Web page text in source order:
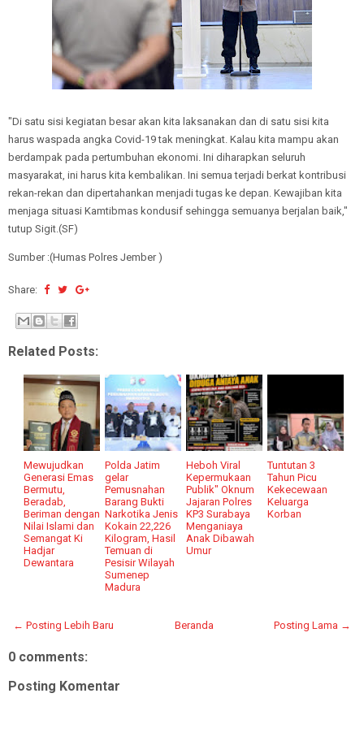
"Di satu sisi kegiatan besar akan kita laksanakan dan di satu sisi kita
harus waspada angka Covid-19 tak meningkat. Kalau kita mampu akan
berdampak pada pertumbuhan ekonomi. Ini diharapkan seluruh
masyarakat, ini harus kita kembalikan. Ini semua terjadi berkat kontribusi
rekan-rekan dan dipertahankan menjadi tugas ke depan. Kewajiban kita
menjaga situasi Kamtibmas kondusif sehingga semuanya berjalan baik,"
tutup Sigit.(SF)
Sumber :(Humas Polres Jember )
Share:
Related Posts:
Mewujudkan
Generasi Emas
Bermutu,
Beradab,
Beriman dengan
Nilai Islami dan
Semangat Ki
Hadjar
Dewantara
Polda Jatim
gelar
Pemusnahan
Barang Bukti
Narkotika Jenis
Kokain 22,226
Kilogram, Hasil
Temuan di
Pesisir Wilayah
Sumenep
Madura
Heboh Viral
Kepermukaan
Publik" Oknum
Jajaran Polres
KP3 Surabaya
Menganiaya
Anak Dibawah
Umur
Tuntutan 3
Tahun Picu
Kekecewaan
Keluarga
Korban
← Posting Lebih Baru Posting Lama →
Beranda
0 comments:
Posting Komentar